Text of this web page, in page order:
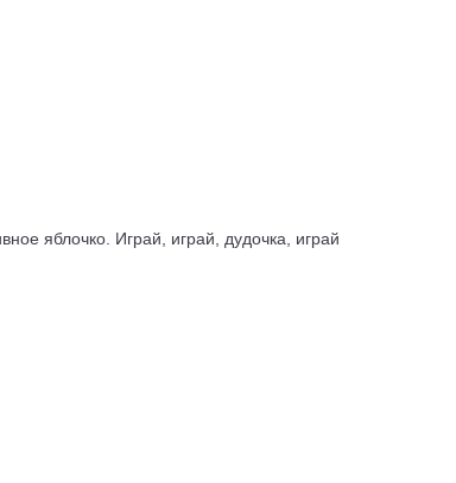
яблочко. Играй, играй, дудочка, играй